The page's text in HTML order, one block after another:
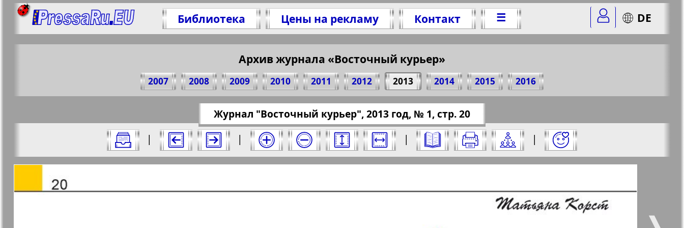
Библиотека Цены на рекламу Контакт ☰ DE
Архив журнала «Восточный курьер»
2007 2008 2009 2010 2011 2012 2013 2014 2015 2016
Все номера журнала "Восточный курьер" за 2013 год. Выберите номер и нажмите на него:
Журнал "Восточный курьер", 2013 год, № 1, стр. 20
|
| | |
Отправить
Поделитесь 20 стр. журнала "Восточный курьер", № 1, 2013 г.
(Нажмите, чтобы скопировать ссылку)
https://pressaru.eu/?pub=wostochn-kurjer&god=2013&nomer=1&str=20
Актуальные газеты и журналы
Город 511